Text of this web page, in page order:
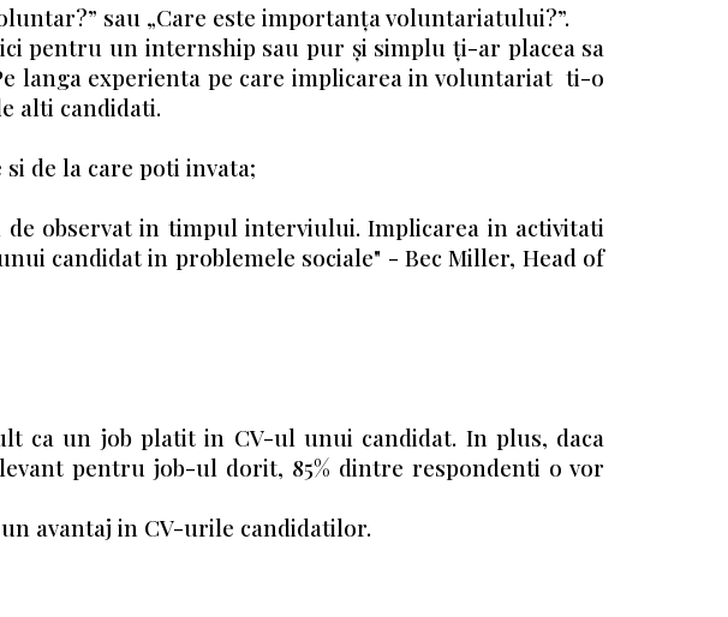
sau „Care este importanța voluntariatului?”.
pentru un internship sau pur și simplu ți-ar placea sa
langa experienta pe care implicarea in voluntariat ti-o
alti candidati.
de la care poti invata;
observat in timpul interviului. Implicarea in activitati
candidat in problemele sociale" - Bec Miller, Head of
ca un job platit in CV-ul unui candidat. In plus, daca
pentru job-ul dorit, 85% dintre respondenti o vor
avantaj in CV-urile candidatilor.